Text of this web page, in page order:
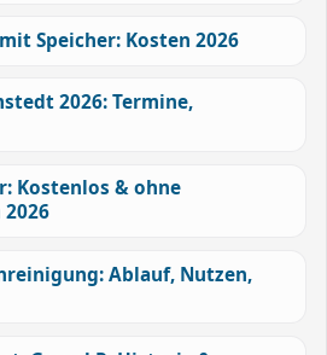
Speicher: Kosten 2026
2026: Termine,
Kostenlos & ohne
Ablauf, Nutzen,